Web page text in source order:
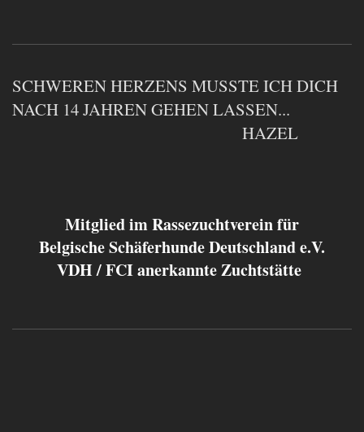
SCHWEREN HERZENS MUSSTE ICH DICH
NACH 14 JAHREN GEHEN LASSEN...
HAZEL
Mitglied im Rassezuchtverein für
Belgische Schäferhunde Deutschland e.V.
VDH / FCI anerkannte Zuchtstätte